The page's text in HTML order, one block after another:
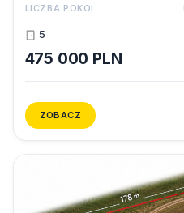
LICZBA POKOI
5
475 000 PLN
ZOBACZ